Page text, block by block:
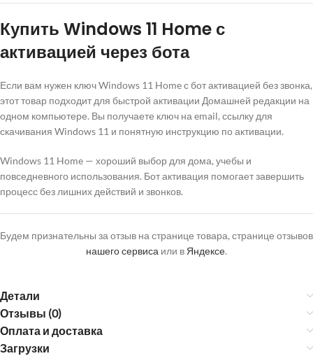
Купить Windows 11 Home с
активацией через бота
Если вам нужен ключ Windows 11 Home с бот активацией без звонка,
этот товар подходит для быстрой активации Домашней редакции на
одном компьютере. Вы получаете ключ на email, ссылку для
скачивания Windows 11 и понятную инструкцию по активации.
Windows 11 Home — хороший выбор для дома, учебы и
повседневного использования. Бот активация помогает завершить
процесс без лишних действий и звонков.
Будем признательны за отзыв на странице товара, странице отзывов
нашего сервиса или в Яндексе.
Детали
Отзывы (0)
Оплата и доставка
Загрузки